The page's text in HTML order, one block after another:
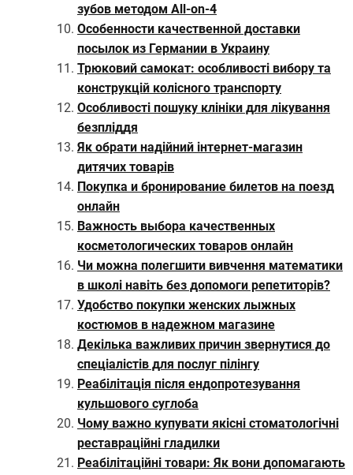
зубов методом All-on-4
Особенности качественной доставки
посылок из Германии в Украину
Трюковий самокат: особливості вибору та
конструкцій колісного транспорту
Особливості пошуку клініки для лікування
безпліддя
Як обрати надійний інтернет-магазин
дитячих товарів
Покупка и бронирование билетов на поезд
онлайн
Важность выбора качественных
косметологических товаров онлайн
Чи можна полегшити вивчення математики
в школі навіть без допомоги репетиторів?
Удобство покупки женских лыжных
костюмов в надежном магазине
Декілька важливих причин звернутися до
спеціалістів для послуг пілінгу
Реабілітація після ендопротезування
кульшового суглоба
Чому важно купувати якісні стоматологічні
реставраційні гладилки
Реабілітаційні товари: Як вони допомагають